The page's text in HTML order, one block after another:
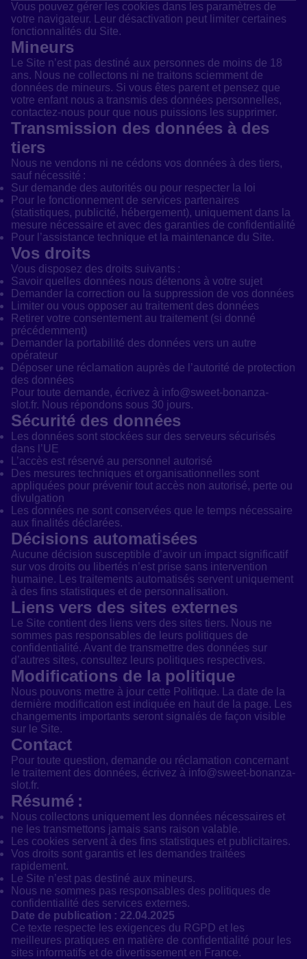
Vous pouvez gérer les cookies dans les paramètres de
votre navigateur. Leur désactivation peut limiter certaines
fonctionnalités du Site.
Mineurs
Le Site n’est pas destiné aux personnes de moins de 18
ans. Nous ne collectons ni ne traitons sciemment de
données de mineurs. Si vous êtes parent et pensez que
votre enfant nous a transmis des données personnelles,
contactez-nous pour que nous puissions les supprimer.
Transmission des données à des
tiers
Nous ne vendons ni ne cédons vos données à des tiers,
sauf nécessité :
Sur demande des autorités ou pour respecter la loi
Pour le fonctionnement de services partenaires
(statistiques, publicité, hébergement), uniquement dans la
mesure nécessaire et avec des garanties de confidentialité
Pour l’assistance technique et la maintenance du Site.
Vos droits
Vous disposez des droits suivants :
Savoir quelles données nous détenons à votre sujet
Demander la correction ou la suppression de vos données
Limiter ou vous opposer au traitement des données
Retirer votre consentement au traitement (si donné
précédemment)
Demander la portabilité des données vers un autre
opérateur
Déposer une réclamation auprès de l’autorité de protection
des données
Pour toute demande, écrivez à info@sweet-bonanza-
slot.fr. Nous répondons sous 30 jours.
Sécurité des données
Les données sont stockées sur des serveurs sécurisés
dans l’UE
L’accès est réservé au personnel autorisé
Des mesures techniques et organisationnelles sont
appliquées pour prévenir tout accès non autorisé, perte ou
divulgation
Les données ne sont conservées que le temps nécessaire
aux finalités déclarées.
Décisions automatisées
Aucune décision susceptible d’avoir un impact significatif
sur vos droits ou libertés n’est prise sans intervention
humaine. Les traitements automatisés servent uniquement
à des fins statistiques et de personnalisation.
Liens vers des sites externes
Le Site contient des liens vers des sites tiers. Nous ne
sommes pas responsables de leurs politiques de
confidentialité. Avant de transmettre des données sur
d’autres sites, consultez leurs politiques respectives.
Modifications de la politique
Nous pouvons mettre à jour cette Politique. La date de la
dernière modification est indiquée en haut de la page. Les
changements importants seront signalés de façon visible
sur le Site.
Contact
Pour toute question, demande ou réclamation concernant
le traitement des données, écrivez à info@sweet-bonanza-
slot.fr.
Résumé :
Nous collectons uniquement les données nécessaires et
ne les transmettons jamais sans raison valable.
Les cookies servent à des fins statistiques et publicitaires.
Vos droits sont garantis et les demandes traitées
rapidement.
Le Site n’est pas destiné aux mineurs.
Nous ne sommes pas responsables des politiques de
confidentialité des services externes.
Date de publication : 22.04.2025
Ce texte respecte les exigences du RGPD et les
meilleures pratiques en matière de confidentialité pour les
sites informatifs et de divertissement en France.